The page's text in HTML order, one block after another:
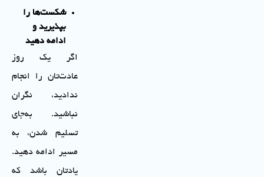
شکست‌ها را
بپذیرید و
ادامه دهید
اگر یک روز
عادت‌تان را انجام
ندادید، نگران
نباشید. به‌جای
تسلیم شدن، به
مسیر ادامه دهید.
یادتان باشد که